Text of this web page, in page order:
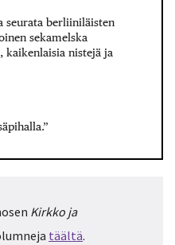
seurata berliiniläisten
sekamelska
kaikenlaisia nistejä ja
Kirkko ja
täältä.